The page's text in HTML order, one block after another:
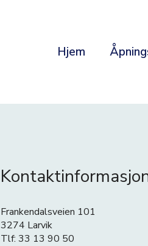
Hjem
Frankendalsveien 101
3274 Larvik
Tlf: 33 13 90 50